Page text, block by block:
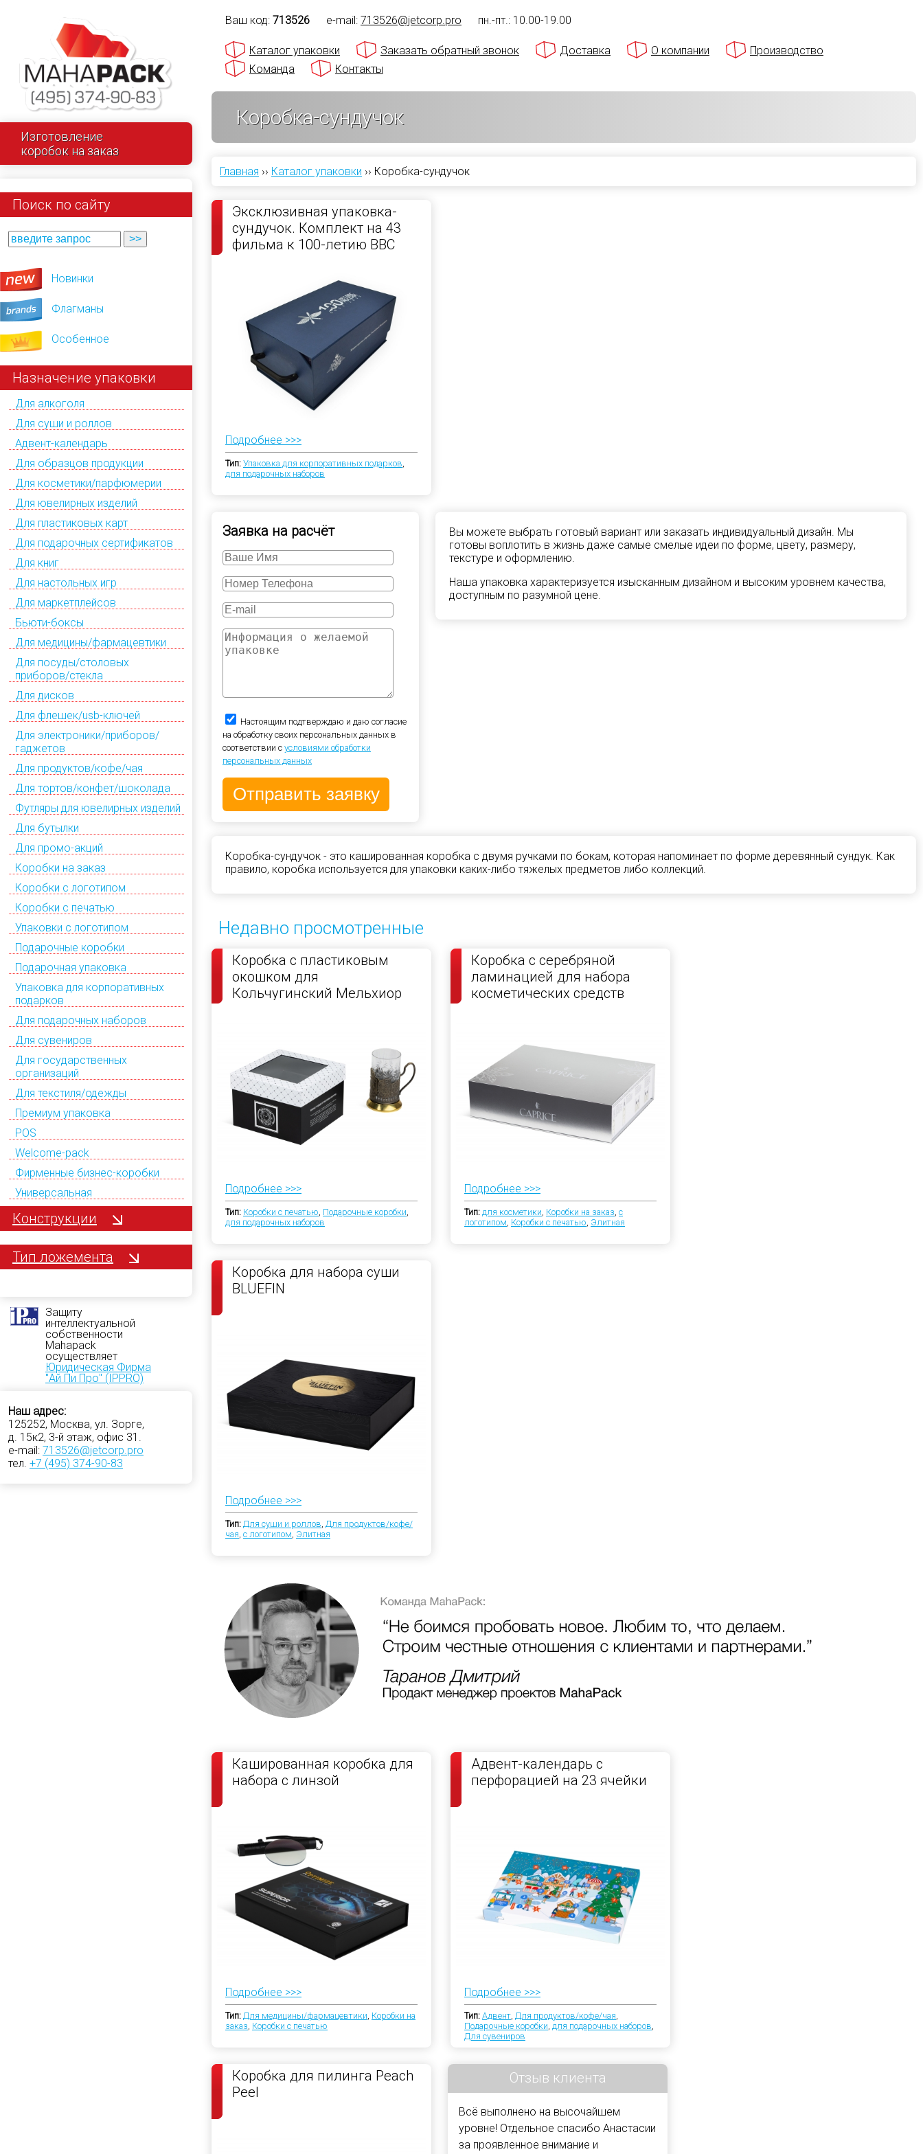
Изготовление
коробок на заказ
Поиск по сайту
Новинки
Флагманы
Особенное
Назначение упаковки
Для алкоголя
Для суши и роллов
Адвент-календарь
Для образцов продукции
Для косметики/парфюмерии
Для ювелирных изделий
Для пластиковых карт
Для подарочных сертификатов
Для книг
Для настольных игр
Для маркетплейсов
Бьюти-боксы
Для медицины/фармацевтики
Для посуды/столовых
приборов/стекла
Для дисков
Для флешек/usb-ключей
Для электроники/приборов/
гаджетов
Для продуктов/кофе/чая
Для тортов/конфет/шоколада
Футляры для ювелирных изделий
Для бутылки
Для промо-акций
Коробки на заказ
Коробки с логотипом
Коробки с печатью
Упаковки с логотипом
Подарочные коробки
Подарочная упаковка
Упаковка для корпоративных
подарков
Для подарочных наборов
Для сувениров
Для государственных
организаций
Для текстиля/одежды
Премиум упаковка
POS
Welcome-pack
Фирменные бизнес-коробки
Универсальная
Конструкции
Тип ложемента
Защиту
интеллектуальной
собственности
Mahapack
осуществляет
Юридическая Фирма
"Ай Пи Про" (IPPRO)
Наш адрес:
125252, Москва, ул. Зорге,
д. 15к2, 3-й этаж, офис 31.
e-mail: 713526@jetcorp.pro
тел. +7 (495) 374-90-83
Ваш код: 713526 e-mail: 713526@jetcorp.pro пн.-пт.: 10.00-19.00
Каталог упаковки Заказать обратный звонок Доставка О компании
Производство
Команда
Контакты
Коробка-сундучок
Главная ›› Каталог упаковки ›› Коробка-сундучок
Эксклюзивная упаковка-
сундучок. Комплект на 43
фильма к 100-летию ВВС
Подробнее >>>
Тип: Упаковка для корпоративных подарков,
для подарочных наборов
Заявка на расчёт
Настоящим подтверждаю и даю согласие
на обработку своих персональных данных в
соответствии с условиями обработки
персональных данных
Вы можете выбрать готовый вариант или заказать индивидуальный дизайн. Мы
готовы воплотить в жизнь даже самые смелые идеи по форме, цвету, размеру,
текстуре и оформлению.
Наша упаковка характеризуется изысканным дизайном и высоким уровнем качества,
доступным по разумной цене.
Коробка-сундучок - это кашированная коробка с двумя ручками по бокам, которая напоминает по форме деревянный сундук. Как
правило, коробка используется для упаковки каких-либо тяжелых предметов либо коллекций.
Недавно просмотренные
Коробка с пластиковым
окошком для
Кольчугинский Мельхиор
Подробнее >>>
Тип: Коробки с печатью, Подарочные коробки,
для подарочных наборов
Коробка с серебряной
ламинацией для набора
косметических средств
Подробнее >>>
Тип: для косметики, Коробки на заказ, с
логотипом, Коробки с печатью, Элитная
Коробка для набора суши
BLUEFIN
Подробнее >>>
Тип: Для суши и роллов, Для продуктов/кофе/
чая, с логотипом, Элитная
Кашированная коробка для
набора с линзой
Подробнее >>>
Тип: Для медицины/фармацевтики, Коробки на
заказ, Коробки с печатью
Адвент-календарь с
перфорацией на 23 ячейки
Подробнее >>>
Тип: Адвент, Для продуктов/кофе/чая,
Подарочные коробки, для подарочных наборов,
Для сувениров
Коробка для пилинга Peach
Peel
Отзыв клиента
Всё выполнено на высочайшем
уровне! Отдельное спасибо Анастасии
за проявленное внимание и